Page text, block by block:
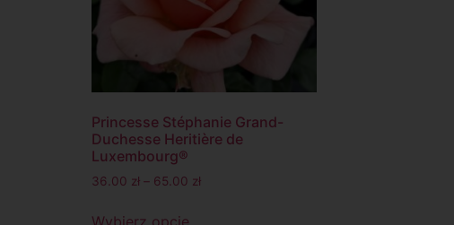
Princesse Stéphanie Grand-
Duchesse Heritière de
Luxembourg®
36.00 zł – 65.00 zł
Wybierz opcje